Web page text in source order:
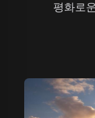
평화로